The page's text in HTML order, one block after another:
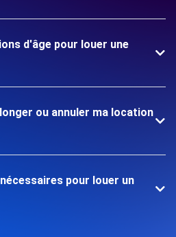
d'âge pour louer une
ou annuler ma location
pour louer un